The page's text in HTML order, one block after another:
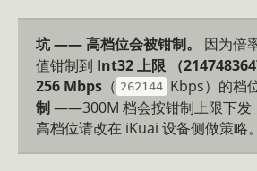
坑 —— 高档位会被钳制。 因为倍
值钳制到 Int32 上限 （
256 Mbps （ 262144 Kbps）的档
制——300M 档会按钳制上限下发
高档位请改在 iKuai 设备侧做策略。